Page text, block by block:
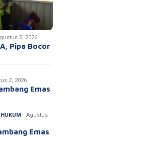
5, 2026
Pipa Bocor
2, 2026
Emas
HUKUM
Agustus
Emas